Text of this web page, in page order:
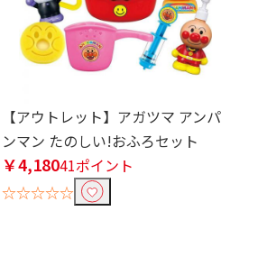
【アウトレット】アガツマ アンパ
ンマン たのしい!おふろセット
￥4,18041ポイント
☆☆☆☆☆